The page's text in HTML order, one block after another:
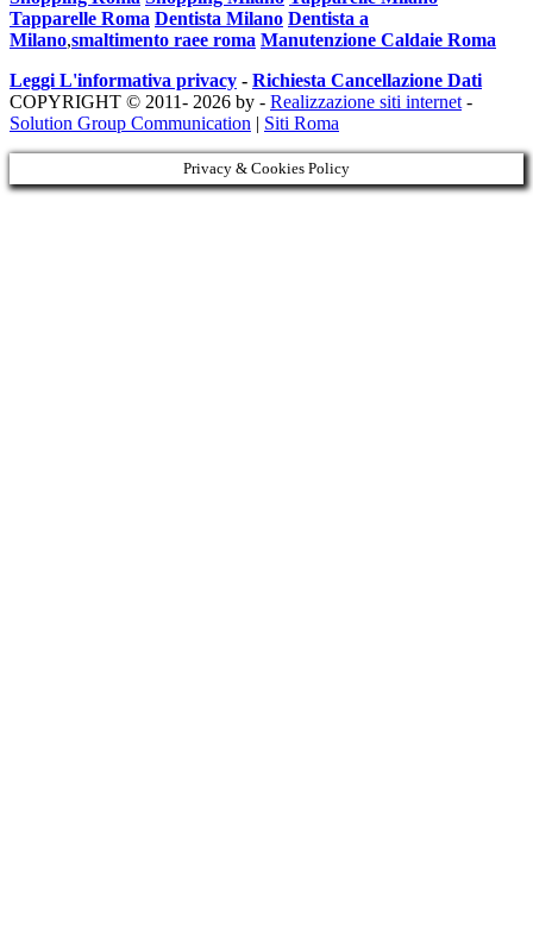
Tapparelle Roma Dentista Milano Dentista a
Milano,smaltimento raee roma Manutenzione Caldaie Roma
Leggi L'informativa privacy - Richiesta Cancellazione Dati
COPYRIGHT © 2011- 2026 by - Realizzazione siti internet-
Solution Group Communication | Siti Roma
Privacy & Cookies Policy